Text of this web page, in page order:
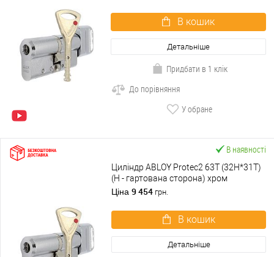
В кошик
Детальніше
Придбати в 1 клік
До порівняння
У обране
В наявності
Циліндр ABLOY Protec2 63T (32H*31T)
(H - гартована сторона) хром
полірований
Ціна 9 454 грн.
В кошик
Детальніше